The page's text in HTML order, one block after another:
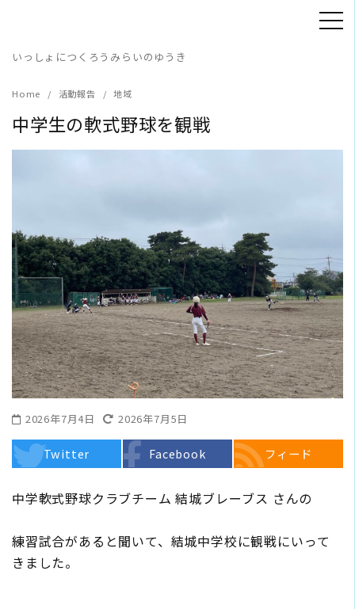
content
いっしょにつくろうみらいのゆうき
Home 活動報告 地域
中学生の軟式野球を観戦
2026年7月4日 2026年7月5日
Twitter Facebook フィード
中学軟式野球クラブチーム 結城ブレーブス さんの
練習試合があると聞いて、結城中学校に観戦にいって
きました。